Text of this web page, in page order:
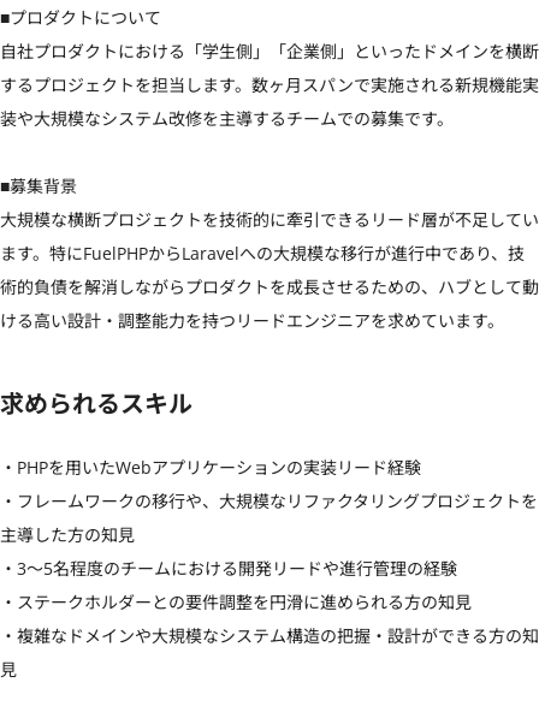
■プロダクトについて
自社プロダクトにおける「学生側」「企業側」といったドメインを横断
するプロジェクトを担当します。数ヶ月スパンで実施される新規機能実
装や大規模なシステム改修を主導するチームでの募集です。
■募集背景
大規模な横断プロジェクトを技術的に牽引できるリード層が不足してい
ます。特にFuelPHPからLaravelへの大規模な移行が進行中であり、技
術的負債を解消しながらプロダクトを成長させるための、ハブとして動
ける高い設計・調整能力を持つリードエンジニアを求めています。
求められるスキル
・PHPを用いたWebアプリケーションの実装リード経験
・フレームワークの移行や、大規模なリファクタリングプロジェクトを
主導した方の知見
・3〜5名程度のチームにおける開発リードや進行管理の経験
・ステークホルダーとの要件調整を円滑に進められる方の知見
・複雑なドメインや大規模なシステム構造の把握・設計ができる方の知
見